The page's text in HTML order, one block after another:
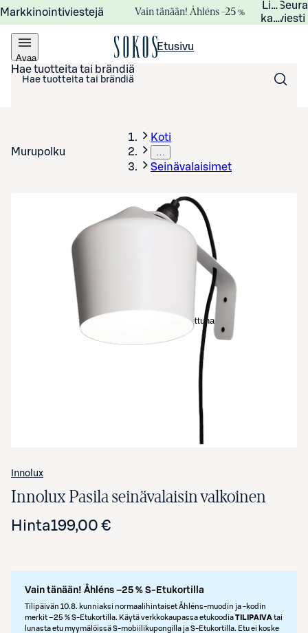
Markkinointiviestejä Vain tänään! Åhléns –25 %
viesti
Avaa
valikko
Etusivu
Hae tuotteita tai brändiä
Murupolku
Koti
…
Seinävalaisimet
Avaa tuotekuva suurennettuna
Innolux
Innolux Pasila seinävalaisin valkoinen
Hinta199,00 €
Vain tänään! Åhléns –25 % S-Etukortilla
Tilipäivän 10.8. kunniaksi normaalihintaiset Åhléns-muodin ja -kodin
merkit –25 % S‑Etukortilla. Käytä verkkokaupassa etukoodiaTILIPAIVAtai
lunasta etu myymälöissä S‑mobiilikupongilla ja S‑Etukortilla. Etu ei koske